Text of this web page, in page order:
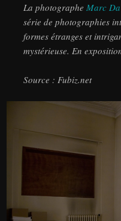
La photographe Marc
série de photographies
formes étranges et
mystérieuse. En
Source : Fubiz.net